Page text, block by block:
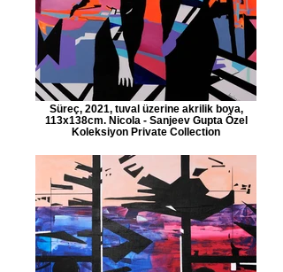
Süreç, 2021, tuval üzerine akrilik boya,
113x138cm. Nicola - Sanjeev Gupta Özel
Koleksiyon Private Collection